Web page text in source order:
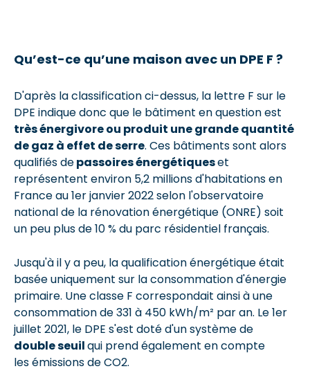
Qu’est-ce qu’une maison avec un DPE F ?
D'après la classification ci-dessus, la lettre F sur le
DPE indique donc que le bâtiment en question est
très énergivore ou produit une grande quantité
de gaz à effet de serre. Ces bâtiments sont alors
qualifiés depassoires énergétiqueset
représentent environ 5,2 millions d'habitations en
France au 1er janvier 2022 selon l'observatoire
national de la rénovation énergétique (ONRE) soit
un peu plus de 10 % du parc résidentiel français.
Jusqu'à il y a peu, la qualification énergétique était
basée uniquement sur la consommation d'énergie
primaire. Une classe F correspondait ainsi à une
consommation de 331 à 450 kWh/m² par an. Le 1er
juillet 2021, le DPE s'est doté d'un système de
double seuilqui prend également en compte
les émissions de CO2.